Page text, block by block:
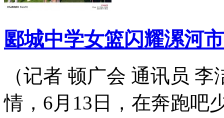
郾城中学女篮闪耀漯河
（记者 顿广会 通讯员
情，6月13日，在奔跑吧